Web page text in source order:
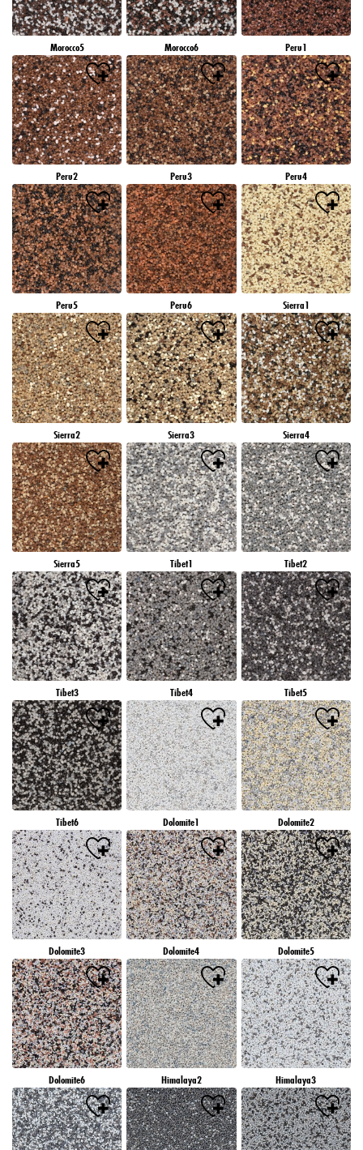
Morocco5 Morocco6 Peru1
Peru2 Peru3 Peru4
Peru5 Peru6 Sierra1
Sierra2 Sierra3 Sierra4
Sierra5 Tibet1 Tibet2
Tibet3 Tibet4 Tibet5
Tibet6 Dolomite1 Dolomite2
Dolomite3 Dolomite4 Dolomite5
Dolomite6 Himalaya2 Himalaya3